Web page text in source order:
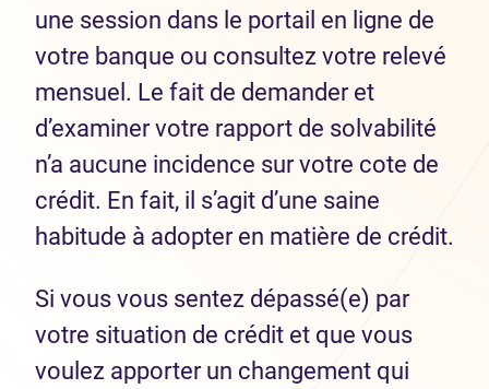
une session dans le portail en ligne de
votre banque ou consultez votre relevé
mensuel. Le fait de demander et
d’examiner votre rapport de solvabilité
n’a aucune incidence sur votre cote de
crédit. En fait, il s’agit d’une saine
habitude à adopter en matière de crédit.
Si vous vous sentez dépassé(e) par
votre situation de crédit et que vous
voulez apporter un changement qui